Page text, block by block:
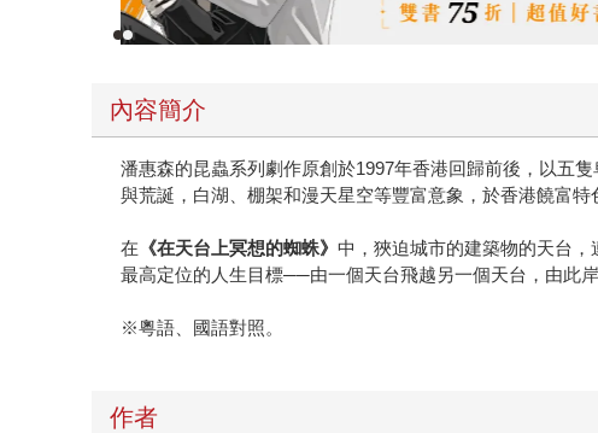
內容簡介
潘惠森的昆蟲系列劇作原創於1997年香港回歸前後，以五
與荒誕，白湖、棚架和漫天星空等豐富意象，於香港饒富
在 《在天台上冥想的蜘蛛》中，狹迫城市的建築物的天台
最高定位的人生目標──由一個天台飛越另一個天台，由此
※粵語、國語對照。
作者